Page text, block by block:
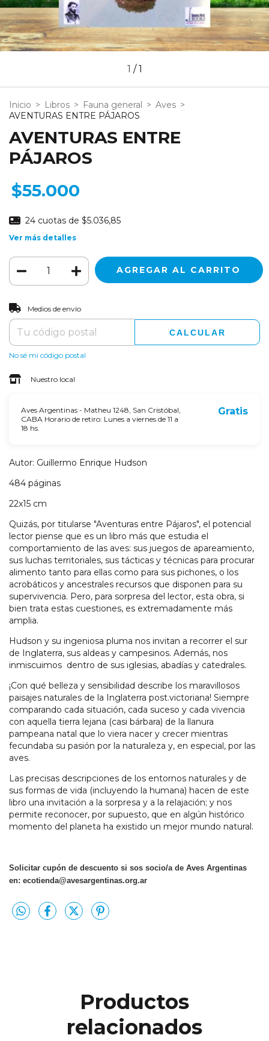
1 /1
Inicio > Libros > Fauna general > Aves >
AVENTURAS ENTRE PÁJAROS
AVENTURAS ENTRE
PÁJAROS
$55.000
24 cuotas de $5.036,85
Ver más detalles
Entregas para el CP:
Medios de envío
CALCULAR
No sé mi código postal
Nuestro local
Aves Argentinas - Matheu 1248, San Cristóbal,
CABA Horario de retiro: Lunes a viernes de 11 a
18 hs.
Gratis
Autor: Guillermo Enrique Hudson
484 páginas
22x15 cm
Quizás, por titularse "Aventuras entre Pájaros", el potencial
lector piense que es un libro más que estudia el
comportamiento de las aves: sus juegos de apareamiento,
sus luchas territoriales, sus tácticas y técnicas para procurar
alimento tanto para ellas como para sus pichones, o los
acrobáticos y ancestrales recursos que disponen para su
supervivencia. Pero, para sorpresa del lector, esta obra, si
bien trata estas cuestiones, es extremadamente más
amplia.
Hudson y su ingeniosa pluma nos invitan a recorrer el sur
de Inglaterra, sus aldeas y campesinos. Además, nos
inmiscuimos dentro de sus iglesias, abadías y catedrales.
¡Con qué belleza y sensibilidad describe los maravillosos
paisajes naturales de la Inglaterra post.victoriana! Siempre
comparando cada situación, cada suceso y cada vivencia
con aquella tierra lejana (casi bárbara) de la llanura
pampeana natal que lo viera nacer y crecer mientras
fecundaba su pasión por la naturaleza y, en especial, por las
aves.
Las precisas descripciones de los entornos naturales y de
sus formas de vida (incluyendo la humana) hacen de este
libro una invitación a la sorpresa y a la relajación; y nos
permite reconocer, por supuesto, que en algún histórico
momento del planeta ha existido un mejor mundo natural.
Solicitar cupón de descuento si sos socio/a de Aves Argentinas
en: ecotienda@avesargentinas.org.ar
Productos
relacionados